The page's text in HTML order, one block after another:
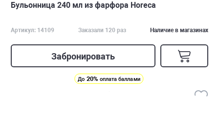
Бульонница 240 мл из фарфора Horeca
Артикул: 14109 Заказали 120 раз Наличие в магазинах
Забронировать
До 20% оплата баллами